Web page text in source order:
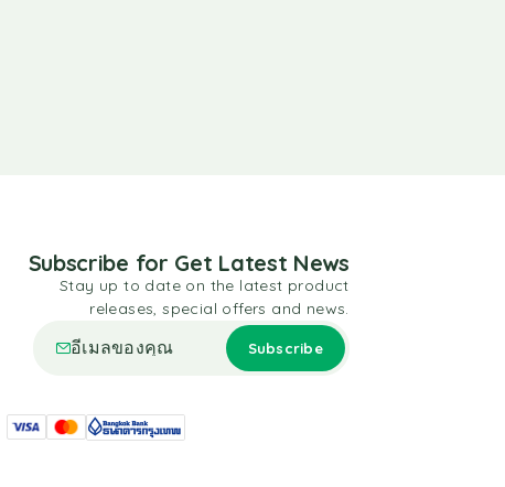
Subscribe for Get Latest News
Stay up to date on the latest product
releases, special offers and news.